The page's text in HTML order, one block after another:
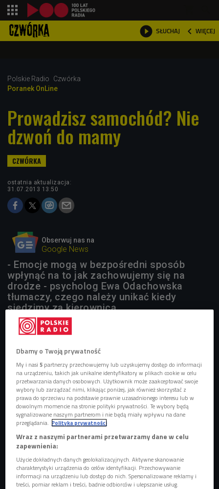
 SŁUCHAJ  WIĘCEJ

Polskie Radio
Czwórka
Poranek OnLine
Prowadzisz samochód? Nie
dzwoń do mamy
ostatnia aktualizacja:
31.07.2013 13:50
Obserwuj nas na
Google News
- Emocje mogą w bezpośredni sposób
wpłynąć na to jak zachowujemy się na
drodze - psycholog Ewa Odachowska
tłumaczy, czego należy unikać kiedy
siedzimy za kierownicą.
AUDIO 1 plik
 12'05
Z Ewą Odachowską rozmawiała Justyna Dżbik
(Czwórka/Poranek Online)
Dbamy o Twoją prywatność
My i nasi5 partnerzy przechowujemy lub uzyskujemy dostęp do informacji
na urządzeniu, takich jak unikalne identyfikatory w plikach cookie w celu
przetwarzania danych osobowych. Użytkownik może zaakceptować swoje
wybory lub zarządzać nimi, klikając poniżej, jak również skorzystać z
prawa do sprzeciwu na podstawie prawnie uzasadnionego interesu lub w
dowolnym momencie na stronie polityki prywatności. Te wybory będą
sygnalizowane naszym partnerom i nie będą miały wpływu na dane
przeglądania. Polityka prywatności
Wraz z naszymi partnerami przetwarzamy dane w celu
zapewnienia:
Użycie dokładnych danych geolokalizacyjnych. Aktywne skanowanie
charakterystyki urządzenia do celów identyfikacji. Przechowywanie
informacji na urządzeniu lub dostęp do nich. Spersonalizowane reklamy i
treści, pomiar reklam i treści, badnie odbiorców i ulepszanie usług.